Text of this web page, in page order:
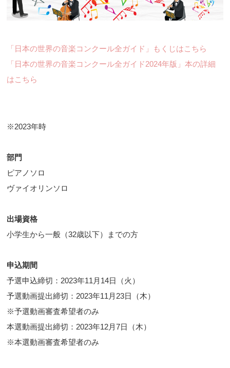
「日本の世界の音楽コンクール全ガイド」もくじはこちら
「日本の世界の音楽コンクール全ガイド2024年版」本の詳細
はこちら
※2023年時
部門
ピアノソロ
ヴァイオリンソロ
出場資格
小学生から一般（32歳以下）までの方
申込期間
予選申込締切：2023年11月14日（火）
予選動画提出締切：2023年11月23日（木）
※予選動画審査希望者のみ
本選動画提出締切：2023年12月7日（木）
※本選動画審査希望者のみ